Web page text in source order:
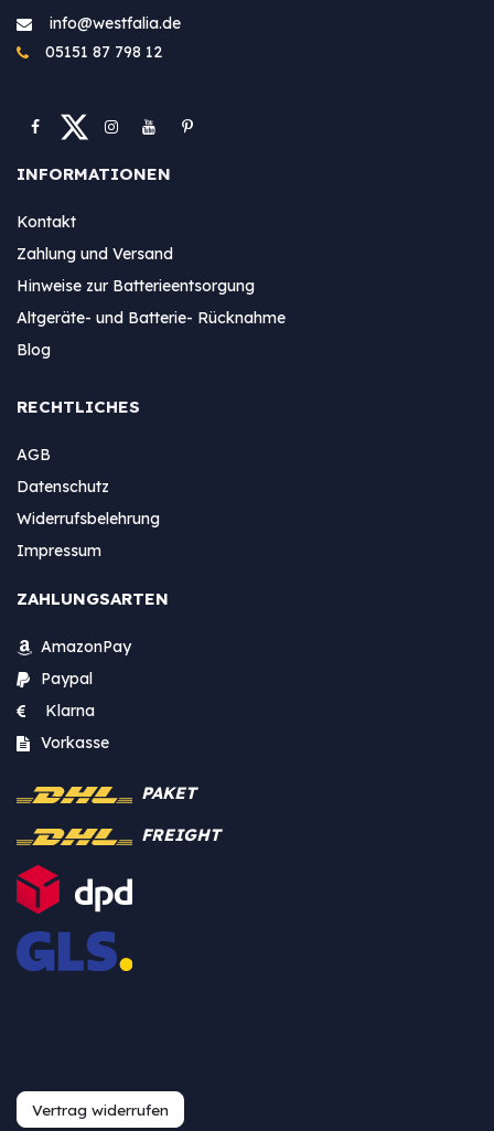
info@westfa​lia.de
05151 87 798 12
INFORMATIONEN
Kontakt
Zahlung und Versand
Hinweise zur Batterieentsorgung
Altgeräte- und Batterie- Rücknahme
Blog
RECHTLICHES
AGB
Datenschutz
Widerrufsbelehrung
Impressum
ZAHLUNGSARTEN
AmazonPay
Paypal
Klarna
Vorkasse
PAKET
FREIGHT
Vertrag widerrufen